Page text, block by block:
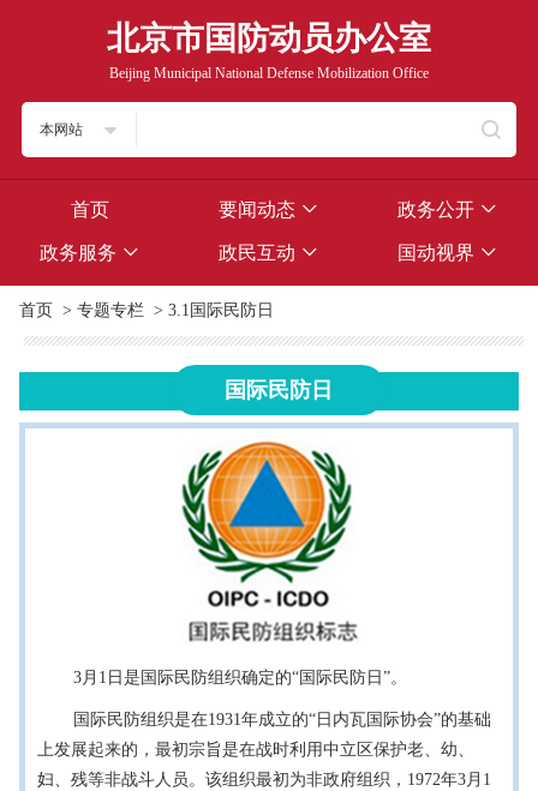
北京市国防动员办公室
Beijing Municipal National Defense Mobilization Office
本网站
首页 要闻动态 政务公开
政务服务 政民互动 国动视界
首页 > 专题专栏 > 3.1国际民防日
国际民防日
3月1日是国际民防组织确定的“国际民防日”。
国际民防组织是在1931年成立的“日内瓦国际协会”的基础
上发展起来的，最初宗旨是在战时利用中立区保护老、幼、
妇、残等非战斗人员。该组织最初为非政府组织，1972年3月1